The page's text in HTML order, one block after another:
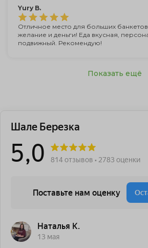
Yury B.
Отличное место для больших банкетов
желание и деньги! Еда вкусная,
подвижный. Рекомендую!
Показать ещё